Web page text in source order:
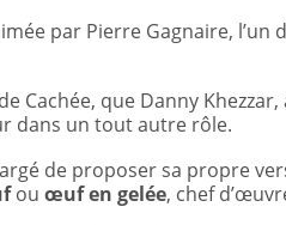
par Pierre Gagnaire,
Cachée, que Danny
dans un tout autre rôle.
de proposer sa propre
ou œuf en gelée, chef